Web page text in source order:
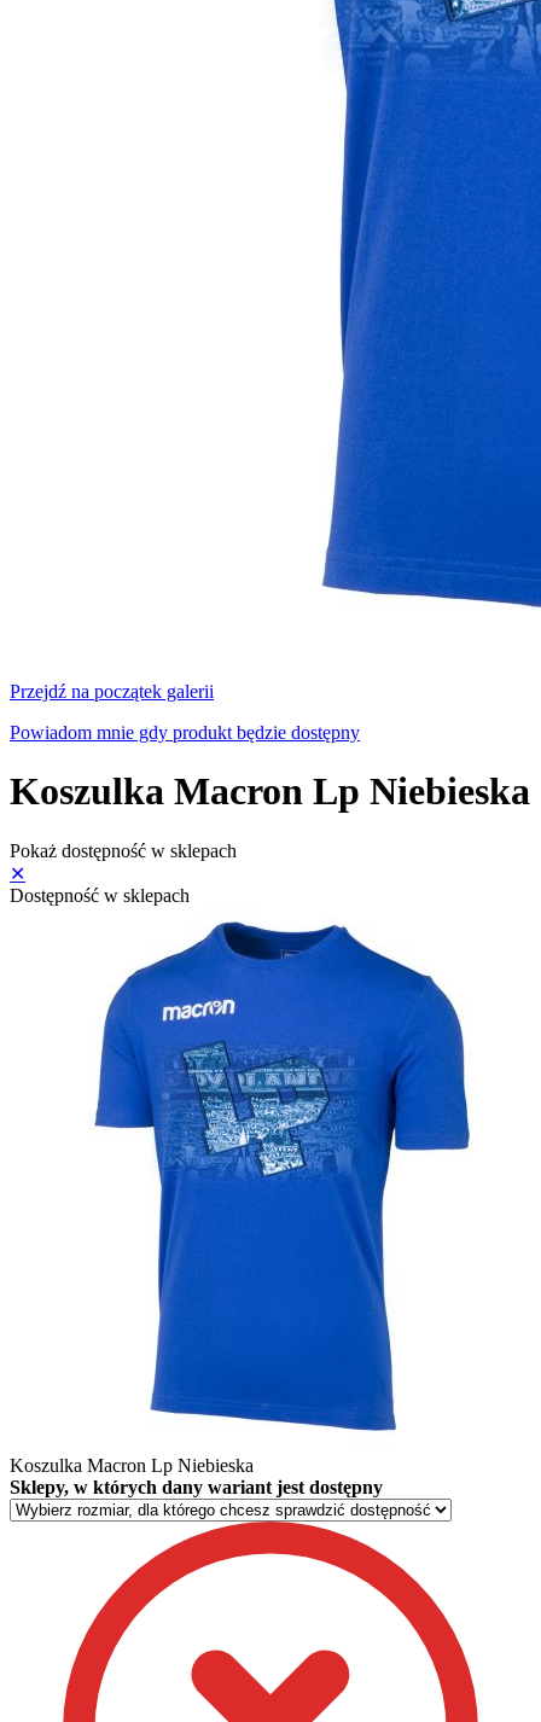
Przejdź na początek galerii
Powiadom mnie gdy produkt będzie dostępny
Koszulka Macron Lp Niebieska
Pokaż dostępność w sklepach
✕
Dostępność w sklepach
Koszulka Macron Lp Niebieska
Sklepy, w których dany wariant jest dostępny